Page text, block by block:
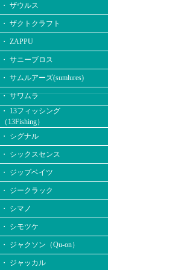
・ ザウルス
・ ザクトクラフト
・ ZAPPU
・ サニーブロス
・ サムルアーズ(sumlures)
・ サワムラ
・ 13フィッシング
（13Fishing）
・ シグナル
・ シックスセンス
・ ジップベイツ
・ ジークラック
・ シマノ
・ シモツケ
・ ジャクソン（Qu-on）
・ ジャッカル